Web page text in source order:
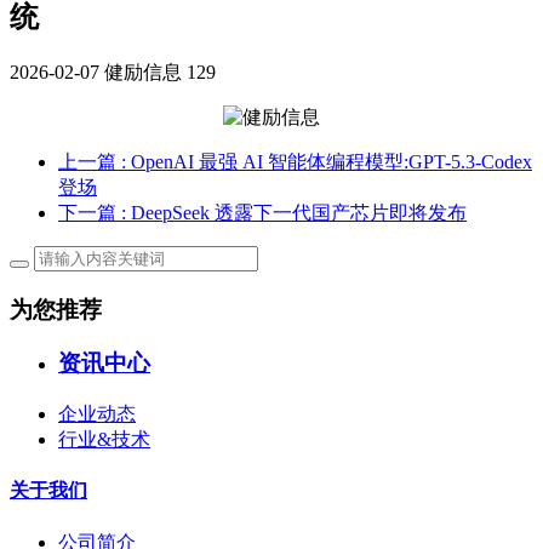
统
2026-02-07 健励信息 129
上一篇 : OpenAI 最强 AI 智能体编程模型:GPT-5.3-Codex
登场
下一篇 : DeepSeek 透露下一代国产芯片即将发布
为您推荐
资讯中心
企业动态
行业&技术
关于我们
公司简介